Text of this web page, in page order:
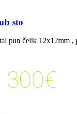
sto
pun čelik 12x12mm ,
300€